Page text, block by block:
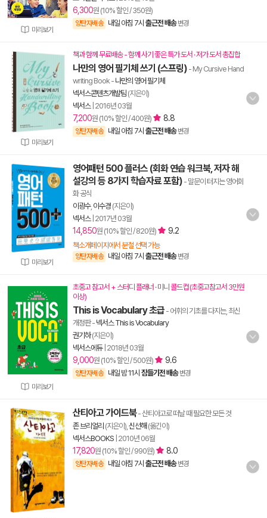
미리보기
6,300원 (10% 할인 / 350원)
양탄자배송 내일 아침 7시 출근전 배송 변경
미리보기
책과 함께 무료배송 - 함께 사기 좋은 특가 도서 · 저가 도서 총집합
나만의 영어 필기체 쓰기 (스프링) - My Cursive Hand
writing Book- 나만의 영어 필기체
넥서스콘텐츠개발팀 (지은이)
넥서스| 2016년 03월
7,200원 (10% 할인 / 400원) 8.8
양탄자배송 내일 아침 7시 출근전 배송 변경
미리보기
영어패턴 500 플러스 (회화 연습 워크북, 저자 해
설강의 등 8가지 학습자료 포함) - 말문이 터지는 영어회
화 공식
이광수, 이수경 (지은이)
넥서스| 2017년 03월
14,850원 (10% 할인 / 820원) 9.2
책소개페이지에서 분철 선택 가능
양탄자배송 내일 아침 7시 출근전 배송 변경
미리보기
초중고 참고서 + 스터디 플래너 · 미니 콜드컵 (초중고참고서 3만원
이상)
This is Vocabulary 초급 - 어휘의 기초를 다지는, 최신
개정판- 넥서스 This is Vocabulary
권기하(지은이)
넥서스에듀| 2018년 03월
9,000원 (10% 할인 / 500원) 9.6
양탄자배송 내일 밤 11시 잠들기전 배송 변경
산티아고 가이드북- 산티아고로 떠날 때 필요한 모든 것
존 브리얼리 (지은이), 신선해 (옮긴이)
넥서스BOOKS 2010년 06월
17,820원 (10% 할인 / 990원) 8.0
양탄자배송 내일 아침 7시 출근전 배송 변경